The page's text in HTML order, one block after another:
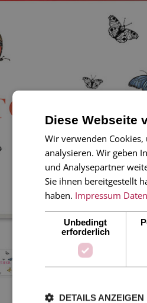
Diese Webseite
Wir verwenden
analysieren. Wir geben
und Analysepartner
Sie ihnen bereitgestellt
haben. Impressum
Unbedingt
erforderlich
DETAILS ANZEIGEN